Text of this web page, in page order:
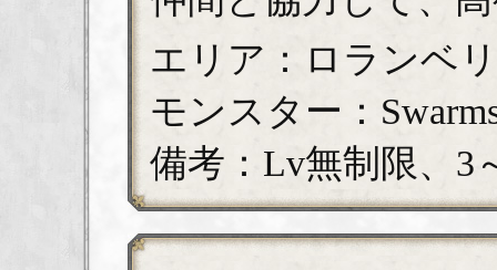
エリア：ロランベ
モンスター：
備考：Lv無制限、3